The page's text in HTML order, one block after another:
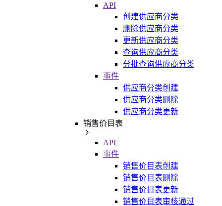
API
创建供应商分类
删除供应商分类
更新供应商分类
查询供应商分类
分批查询供应商分类
事件
供应商分类创建
供应商分类删除
供应商分类更新
销售价目表
API
事件
销售价目表创建
销售价目表删除
销售价目表更新
销售价目表审核通过